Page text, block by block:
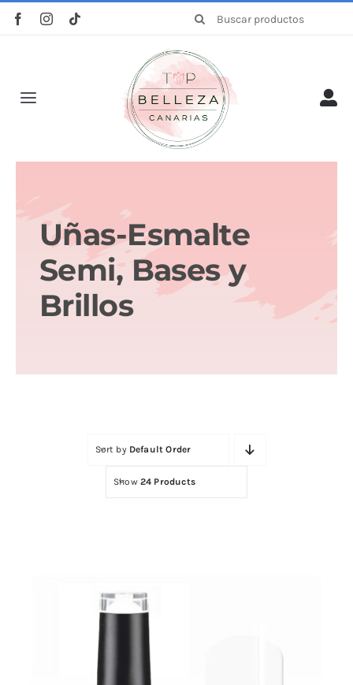
Saltar
Buscar:
Toggle
Tienda
Categorías
Uñas-Esmalte
Semi, Bases y
Brillos
Sort by Default Order
Show 24 Products